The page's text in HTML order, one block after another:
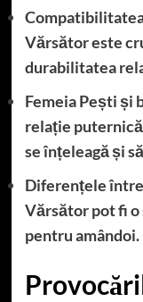
Vărsător este
durabilitatea
Femeia Pești și
relație
se înțeleagă și
Diferențele
Vărsător pot fi o
pentru amândoi.